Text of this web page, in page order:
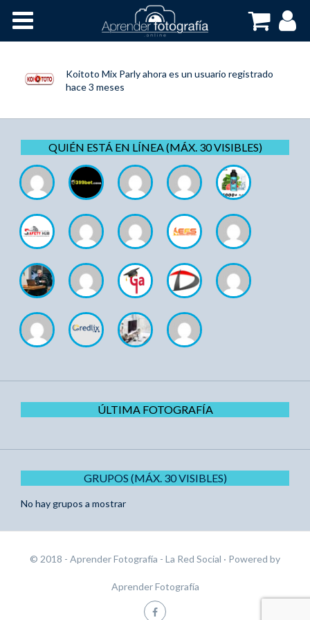
Koitoto Mix Parlyahora es un usuario registrado
hace 3 meses
QUIÉN ESTÁ EN LÍNEA (MÁX. 30 VISIBLES)
ÚLTIMA FOTOGRAFÍA
GRUPOS (MÁX. 30 VISIBLES)
No hay grupos a mostrar
© 2018 - Aprender Fotografía - La Red Social · Powered by
Aprender Fotografía